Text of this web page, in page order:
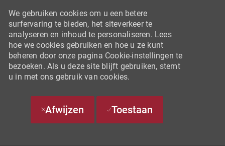
We gebruiken cookies om u een betere
surfervaring te bieden, het siteverkeer te
analyseren en inhoud te personaliseren. Lees
hoe we cookies gebruiken en hoe u ze kunt
beheren door onze pagina Cookie-instellingen te
bezoeken. Als u deze site blijft gebruiken, stemt
u in met ons gebruik van cookies.
Afwijzen Toestaan